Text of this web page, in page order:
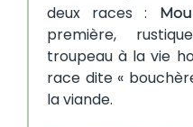
deux races :
première,
troupeau à la vie
race dite «
la viande.